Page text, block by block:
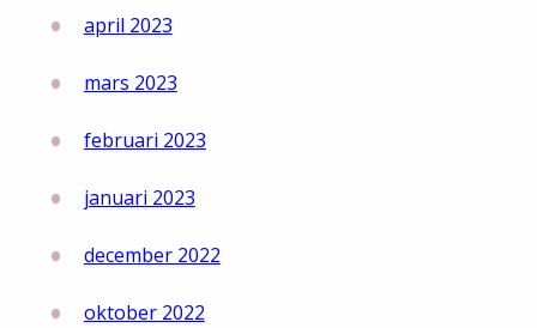
april 2023
mars 2023
februari 2023
januari 2023
december 2022
oktober 2022